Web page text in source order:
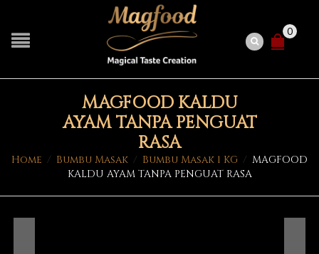
0
MAGFOOD KALDU
AYAM TANPA PENGUAT
RASA
Home / Bumbu Masak / Bumbu Masak 1 KG / MAGFOOD
KALDU AYAM TANPA PENGUAT RASA